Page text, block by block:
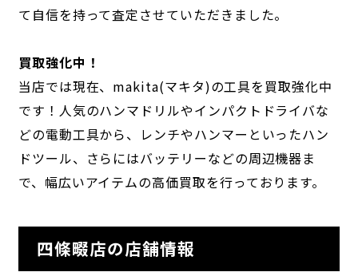
て自信を持って査定させていただきました。
買取強化中！
当店では現在、makita(マキタ)の工具を買取強化中
です！人気のハンマドリルやインパクトドライバな
どの電動工具から、レンチやハンマーといったハン
ドツール、さらにはバッテリーなどの周辺機器ま
で、幅広いアイテムの高価買取を行っております。
四條畷店の店舗情報